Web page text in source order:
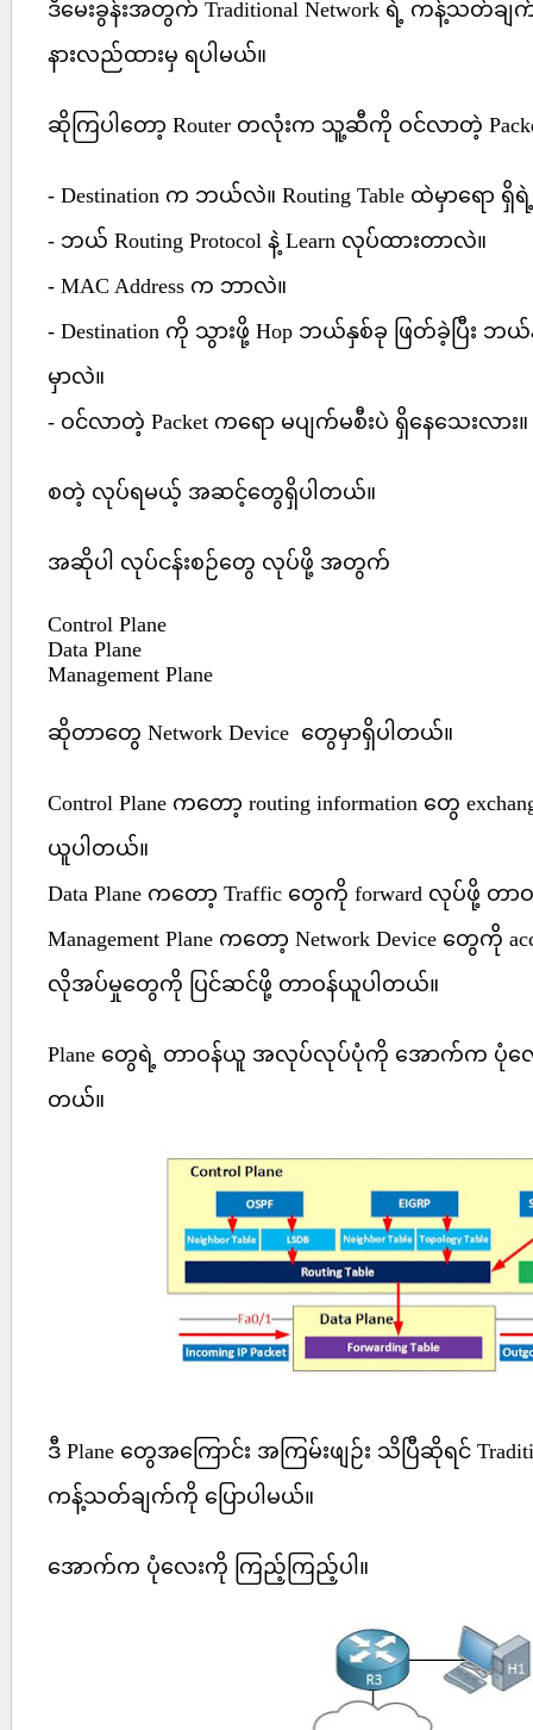
ဒီမေးခွန်းအတွက် Traditional Network ရဲ့ ကန့်သတ်ခ
နားလည်ထားမှ ရပါမယ်။
ဆိုကြပါတော့ Router တလုံးက သူ့ဆီကို ဝင်လာတဲ့
- Destination က ဘယ်လဲ။ Routing Table ထဲမှာရော ရှိ
- ဘယ် Routing Protocol နဲ့ Learn လုပ်ထားတာလဲ။
- MAC Address က ဘာလဲ။
- Destination ကို သွားဖို့ Hop ဘယ်နှစ်ခု ဖြတ်ခဲ့ပြီး
မှာလဲ။
- ဝင်လာတဲ့ Packet ကရော မပျက်မစီးပဲ ရှိနေသေးလား။
စတဲ့ လုပ်ရမယ့် အဆင့်တွေရှိပါတယ်။
အဆိုပါ လုပ်ငန်းစဉ်တွေ လုပ်ဖို့ အတွက်
Control Plane
Data Plane
Management Plane
ဆိုတာတွေ Network Device တွေမှာရှိပါတယ်။
Control Plane ကတော့ routing information တွေ
ယူပါတယ်။
Data Plane ကတော့ Traffic တွေကို forward လုပ်ဖို့ တ
Management Plane ကတော့ Network Device တွေ
လိုအပ်မှုတွေကို ပြင်ဆင်ဖို့ တာဝန်ယူပါတယ်။
Plane တွေရဲ့ တာဝန်ယူ အလုပ်လုပ်ပုံကို အောက်က ပုံလေး
တယ်။
ဒီ Plane တွေအကြောင်း အကြမ်းဖျဉ်း သိပြီဆိုရင်
ကန့်သတ်ချက်ကို ပြောပါမယ်။
အောက်က ပုံလေးကို ကြည့်ကြည့်ပါ။